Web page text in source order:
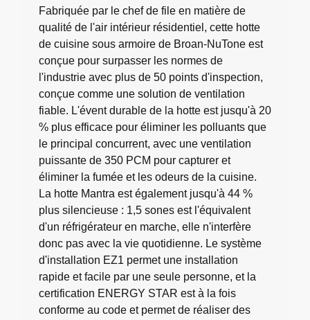
5.
évaluations
Fabriquée par le chef de file en matière de
qualité de l'air intérieur résidentiel, cette hotte
de cuisine sous armoire de Broan-NuTone est
conçue pour surpasser les normes de
l'industrie avec plus de 50 points d'inspection,
conçue comme une solution de ventilation
fiable. L'évent durable de la hotte est jusqu'à 20
% plus efficace pour éliminer les polluants que
le principal concurrent, avec une ventilation
puissante de 350 PCM pour capturer et
éliminer la fumée et les odeurs de la cuisine.
La hotte Mantra est également jusqu'à 44 %
plus silencieuse : 1,5 sones est l'équivalent
d'un réfrigérateur en marche, elle n'interfère
donc pas avec la vie quotidienne. Le système
d'installation EZ1 permet une installation
rapide et facile par une seule personne, et la
certification ENERGY STAR est à la fois
conforme au code et permet de réaliser des